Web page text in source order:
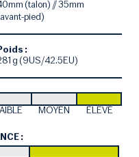
(talon) // 35mm
pied)
:
g (9US/42.5EU)
MOYEN ÉLEVÉ
: